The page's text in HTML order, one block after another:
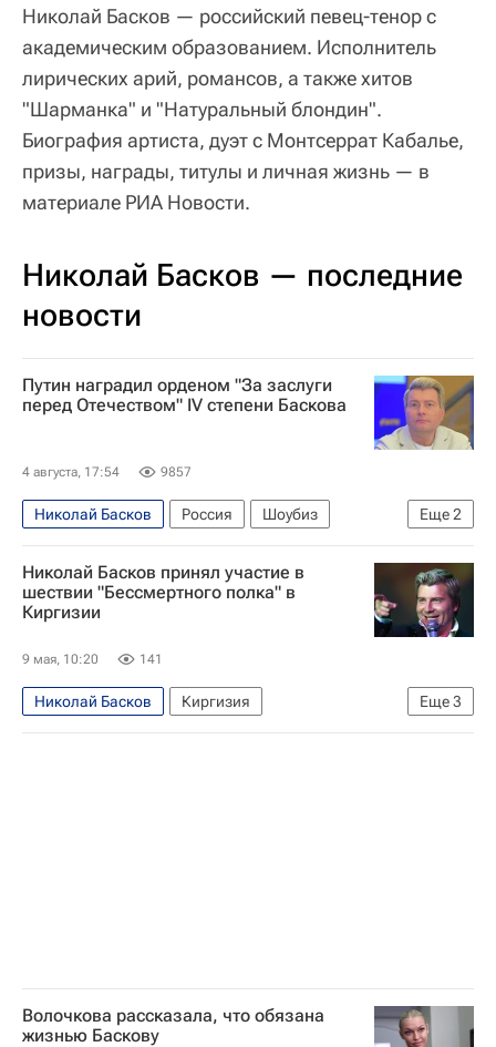
Николай Басков — российский певец-тенор с
академическим образованием. Исполнитель
лирических арий, романсов, а также хитов
"Шарманка" и "Натуральный блондин".
Биография артиста, дуэт с Монтсеррат Кабалье,
призы, награды, титулы и личная жизнь — в
материале РИА Новости.
Николай Басков — последние
новости
Путин наградил орденом "За заслуги
перед Отечеством" IV степени Баскова
4 августа, 17:54 9857
Еще2
Николай Басков Россия
Шоубиз
Общество
Владимир Путин
Николай Басков принял участие в
шествии "Бессмертного полка" в
Киргизии
9 мая, 10:20 141
Еще3
Николай Басков
Киргизия
Sputnik Кыргызстан
Любэ
Волочкова рассказала, что обязана
жизнью Баскову